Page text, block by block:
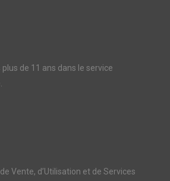
de 11 ans dans le service
Vente, d’Utilisation et de Services